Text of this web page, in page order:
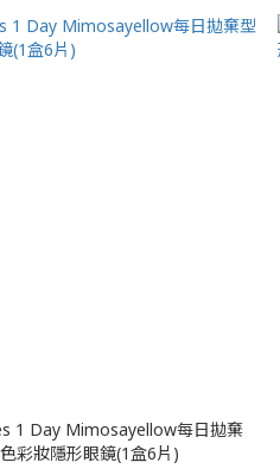
1 Day Mimosayellow每日拋棄
彩妝隱形眼鏡(1盒6片)